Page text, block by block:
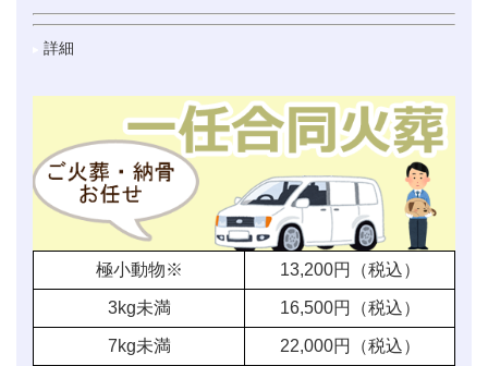
詳細
極小動物※ 13,200円（税込）
3kg未満 16,500円（税込）
7kg未満 22,000円（税込）